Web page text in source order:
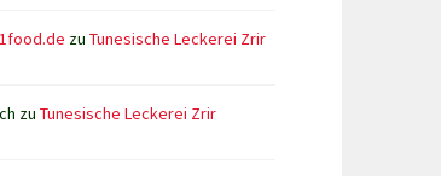
zu Tunesische Leckerei Zrir
zu Tunesische Leckerei Zrir